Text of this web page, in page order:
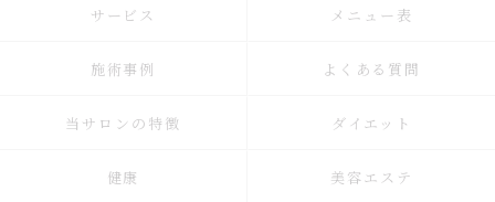
サービス メニュー表
施術事例 よくある質問
当サロンの特徴 ダイエット
健康 美容エステ